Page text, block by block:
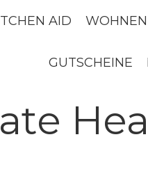
AID WOHNEN
GUTSCHEINE